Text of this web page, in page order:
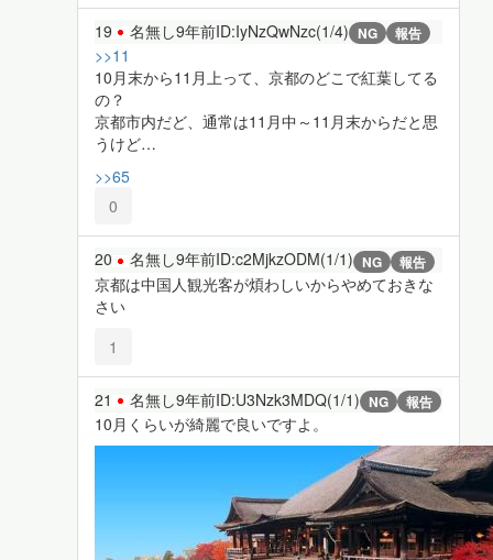
19 名無し9年前ID:IyNzQwNzc(1/4) NG 報告
>>11
10月末から11月上って、京都のどこで紅葉してる
の？
京都市内だど、通常は11月中～11月末からだと思
うけど…
>>65
0
20 名無し9年前ID:c2MjkzODM(1/1) NG 報告
京都は中国人観光客が煩わしいからやめておきな
さい
1
21 名無し9年前ID:U3Nzk3MDQ(1/1) NG 報告
10月くらいが綺麗で良いですよ。